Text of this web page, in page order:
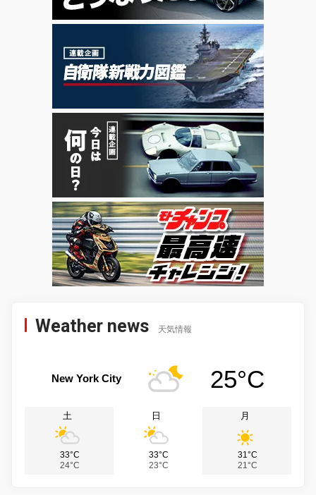
Weather news 天気情報
New York City 25°C
土
33°C
24°C
日
33°C
23°C
月
31°C
21°C